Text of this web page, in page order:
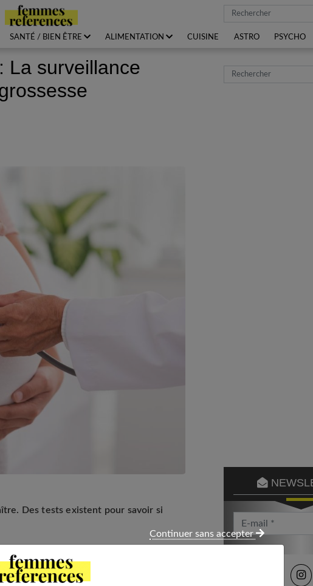
Rechercher
SANTÉ / BIEN ÊTRE ALIMENTATION CUISINE ASTRO PSYCHO
La surveillance
Des tests existent pour savoir si
Rechercher
Votre Email *
Continuer sans accepter